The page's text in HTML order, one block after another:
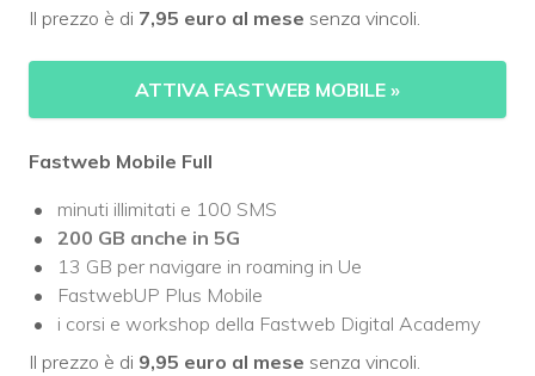
Il prezzo è di 7,95 euro al mese senza vincoli.
ATTIVA FASTWEB MOBILE »
Fastweb Mobile Full
minuti illimitati e 100 SMS
200 GB anche in 5G
13 GB per navigare in roaming in Ue
FastwebUP Plus Mobile
i corsi e workshop della Fastweb Digital Academy
Il prezzo è di 9,95 euro al mese senza vincoli.